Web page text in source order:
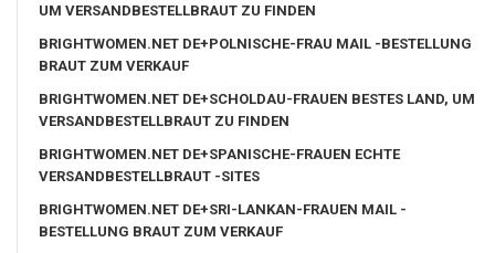
UM VERSANDBESTELLBRAUT ZU FINDEN
BRIGHTWOMEN.NET DE+POLNISCHE-FRAU MAIL -BESTELLUNG
BRAUT ZUM VERKAUF
BRIGHTWOMEN.NET DE+SCHOLDAU-FRAUEN BESTES LAND, UM
VERSANDBESTELLBRAUT ZU FINDEN
BRIGHTWOMEN.NET DE+SPANISCHE-FRAUEN ECHTE
VERSANDBESTELLBRAUT -SITES
BRIGHTWOMEN.NET DE+SRI-LANKAN-FRAUEN MAIL -
BESTELLUNG BRAUT ZUM VERKAUF